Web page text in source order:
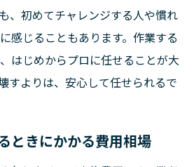
、初めてチャレンジする人や慣れ
感じることもあります。作業する
はじめからプロに任せることが大
すよりは、安心して任せられるで
ときにかかる費用相場